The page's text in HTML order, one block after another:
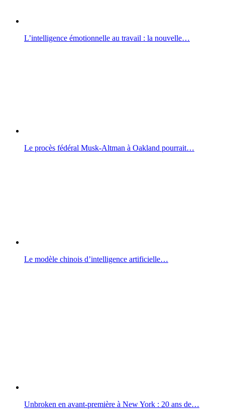
L’intelligence émotionnelle au travail : la nouvelle…
Le procès fédéral Musk-Altman à Oakland pourrait…
Le modèle chinois d’intelligence artificielle…
Unbroken en avant-première à New York : 20 ans de…